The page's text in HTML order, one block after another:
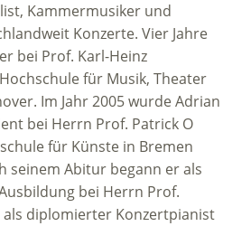
Kammermusiker und
Konzerte. Vier Jahre
bei Prof. Karl-Heinz
für Musik, Theater
Im Jahr 2005 wurde Adrian
bei Herrn Prof. Patrick O
für Künste in Bremen
seinem Abitur begann er als
bei Herrn Prof.
als diplomierter Konzertpianist